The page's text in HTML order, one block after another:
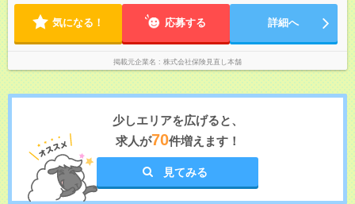
は、 「子どものお迎えに合わせて早めに退勤」 「予定があるの
で遅めに出社」など、 ライフスタイルに合わせた働き方も徐々
に可能です。
気になる！ 応募する 詳細へ
掲載元企業名 株式会社保険見直し本舗
少しエリアを広げると、
求人が70件増えます！
見てみる